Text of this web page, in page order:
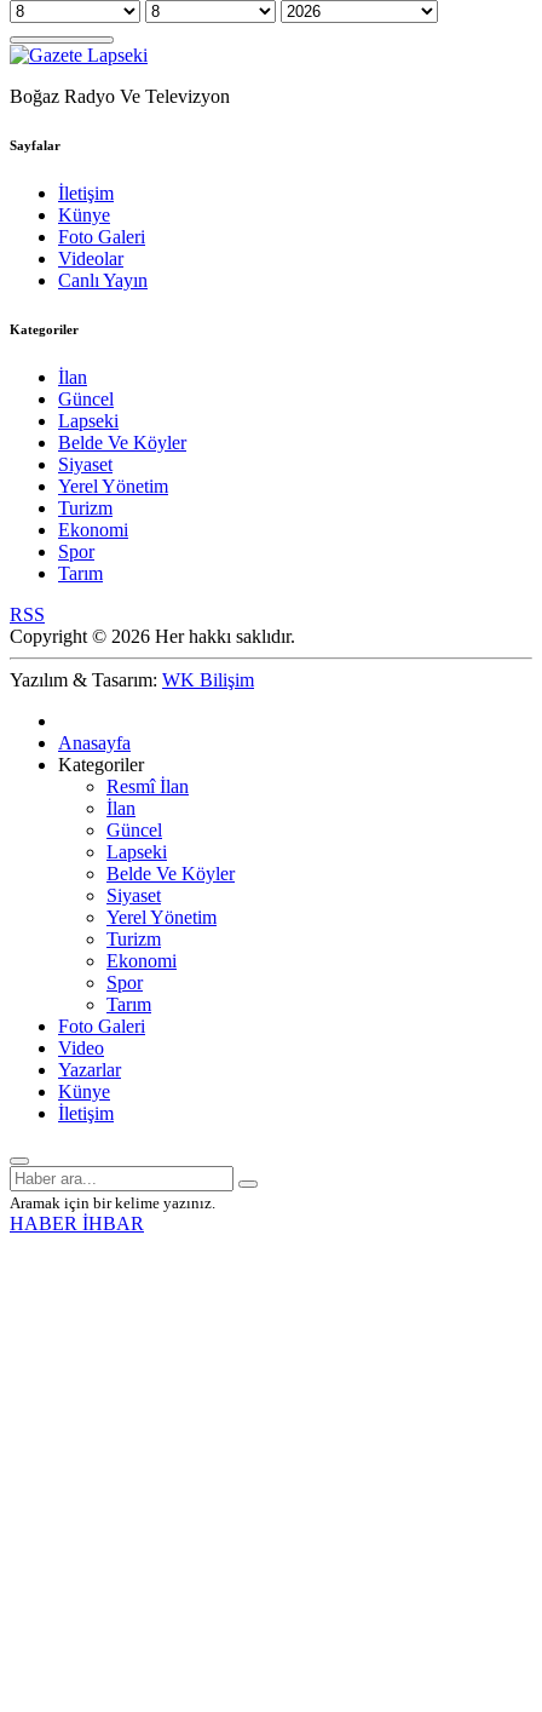
Boğaz Radyo Ve Televizyon
Sayfalar
İletişim
Künye
Foto Galeri
Videolar
Canlı Yayın
Kategoriler
İlan
Güncel
Lapseki
Belde Ve Köyler
Siyaset
Yerel Yönetim
Turizm
Ekonomi
Spor
Tarım
RSS
Copyright © 2026 Her hakkı saklıdır.
Yazılım & Tasarım: WK Bilişim
Anasayfa
Kategoriler
Resmî İlan
İlan
Güncel
Lapseki
Belde Ve Köyler
Siyaset
Yerel Yönetim
Turizm
Ekonomi
Spor
Tarım
Foto Galeri
Video
Yazarlar
Künye
İletişim
Aramak için bir kelime yazınız.
HABER İHBAR